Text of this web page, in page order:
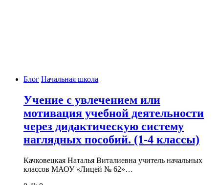
Блог Начальная школа
Учение с увлечением или
мотивация учебной деятельности
через дидактическую систему
наглядных пособий. (1-4 классы)
Качковецкая Наталья Виталиевна учитель начальных
классов МАОУ «Лицей № 62»…